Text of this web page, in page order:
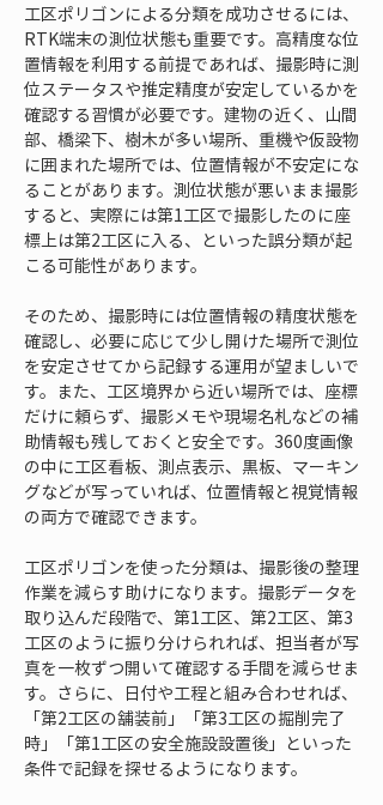
工区ポリゴンによる分類を成功させるには、
RTK端末の測位状態も重要です。高精度な位
置情報を利用する前提であれば、撮影時に測
位ステータスや推定精度が安定しているかを
確認する習慣が必要です。建物の近く、山間
部、橋梁下、樹木が多い場所、重機や仮設物
に囲まれた場所では、位置情報が不安定にな
ることがあります。測位状態が悪いまま撮影
すると、実際には第1工区で撮影したのに座
標上は第2工区に入る、といった誤分類が起
こる可能性があります。
そのため、撮影時には位置情報の精度状態を
確認し、必要に応じて少し開けた場所で測位
を安定させてから記録する運用が望ましいで
す。また、工区境界から近い場所では、座標
だけに頼らず、撮影メモや現場名札などの補
助情報も残しておくと安全です。360度画像
の中に工区看板、測点表示、黒板、マーキン
グなどが写っていれば、位置情報と視覚情報
の両方で確認できます。
工区ポリゴンを使った分類は、撮影後の整理
作業を減らす助けになります。撮影データを
取り込んだ段階で、第1工区、第2工区、第3
工区のように振り分けられれば、担当者が写
真を一枚ずつ開いて確認する手間を減らせま
す。さらに、日付や工程と組み合わせれば、
「第2工区の舗装前」「第3工区の掘削完了
時」「第1工区の安全施設設置後」といった
条件で記録を探せるようになります。